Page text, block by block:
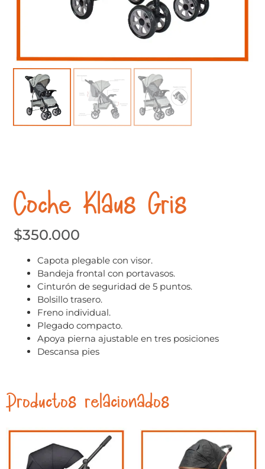
Coche Klaus Gris
$350.000
Capota plegable con visor.
Bandeja frontal con portavasos.
Cinturón de seguridad de 5 puntos.
Bolsillo trasero.
Freno individual.
Plegado compacto.
Apoya pierna ajustable en tres posiciones
Descansa pies
Productos relacionados